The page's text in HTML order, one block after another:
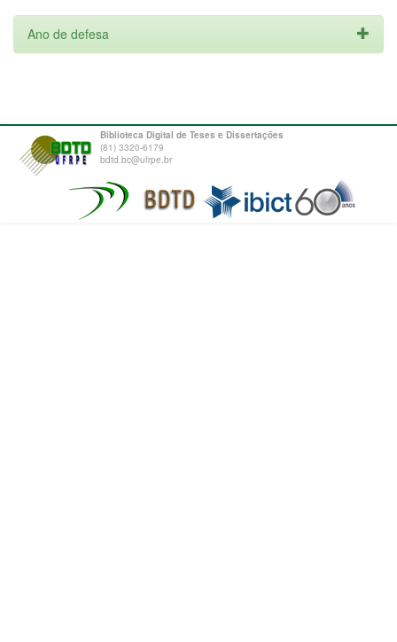
Ano de defesa
Biblioteca Digital de Teses e Dissertações
(81) 3320-6179
bdtd.bc@ufrpe.br